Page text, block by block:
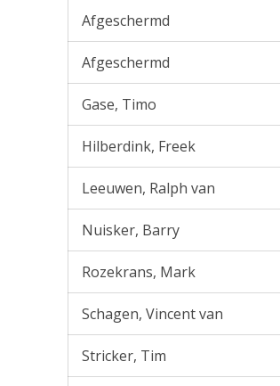
Afgeschermd
Afgeschermd
Gase, Timo
Hilberdink, Freek
Leeuwen, Ralph van
Nuisker, Barry
Rozekrans, Mark
Schagen, Vincent van
Stricker, Tim